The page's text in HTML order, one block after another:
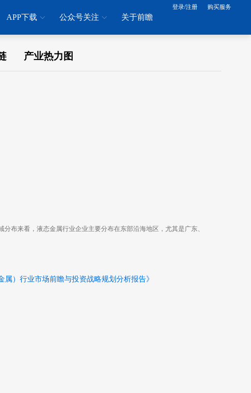
APP下载 公众号关注 关于前瞻
登录/注册 购买服务
产业热力图
布来看，液态金属行业企业主要分布在东部沿海地区，尤其是广东、
属）行业市场前瞻与投资战略规划分析报告》